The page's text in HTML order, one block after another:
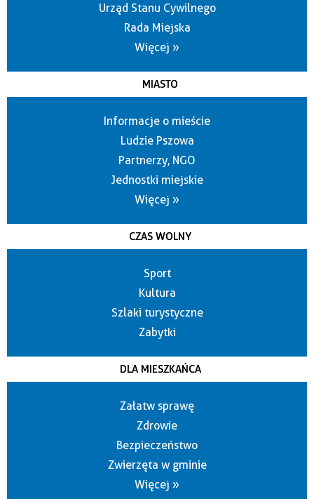
Urząd Stanu Cywilnego
Rada Miejska
Więcej »
MIASTO
Informacje o mieście
Ludzie Pszowa
Partnerzy, NGO
Jednostki miejskie
Więcej »
CZAS WOLNY
Sport
Kultura
Szlaki turystyczne
Zabytki
DLA MIESZKAŃCA
Załatw sprawę
Zdrowie
Bezpieczeństwo
Zwierzęta w gminie
Więcej »